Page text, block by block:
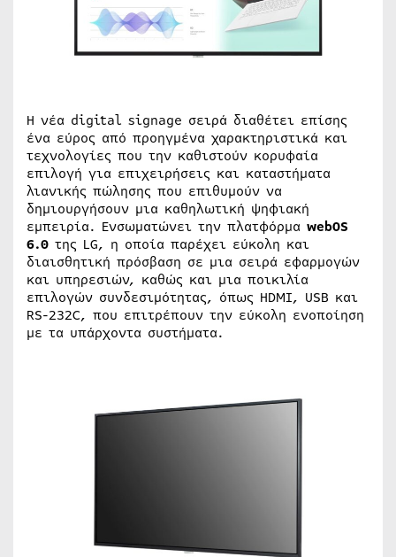
Η νέα digital signage σειρά διαθέτει επίσης
ένα εύρος από προηγμένα χαρακτηριστικά και
τεχνολογίες που την καθιστούν κορυφαία
επιλογή για επιχειρήσεις και καταστήματα
λιανικής πώλησης που επιθυμούν να
δημιουργήσουν μια καθηλωτική ψηφιακή
εμπειρία. Ενσωματώνει την πλατφόρμα webOS
6.0 της LG, η οποία παρέχει εύκολη και
διαισθητική πρόσβαση σε μια σειρά εφαρμογών
και υπηρεσιών, καθώς και μια ποικιλία
επιλογών συνδεσιμότητας, όπως HDMI, USB και
RS-232C, που επιτρέπουν την εύκολη ενοποίηση
με τα υπάρχοντα συστήματα.